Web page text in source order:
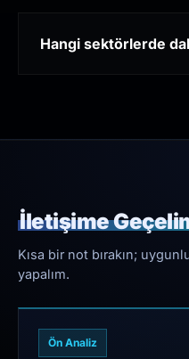
Hangi sektörlerde
İletişime
Kısa bir not bırakın;
yapalım.
Ön Analiz